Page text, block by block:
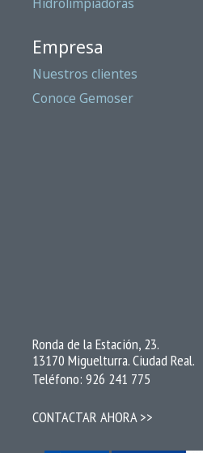
Hidrolimpiadoras
Empresa
Nuestros clientes
Conoce Gemoser
Ronda de la Estación, 23.
13170 Miguelturra. Ciudad Real.
Teléfono: 926 241 775
CONTACTAR AHORA >>